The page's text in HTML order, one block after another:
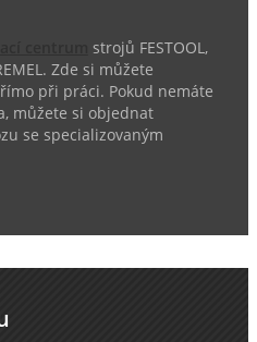
strojů FESTOOL,
Zde si můžete
při práci. Pokud nemáte
můžete si objednat
se specializovaným